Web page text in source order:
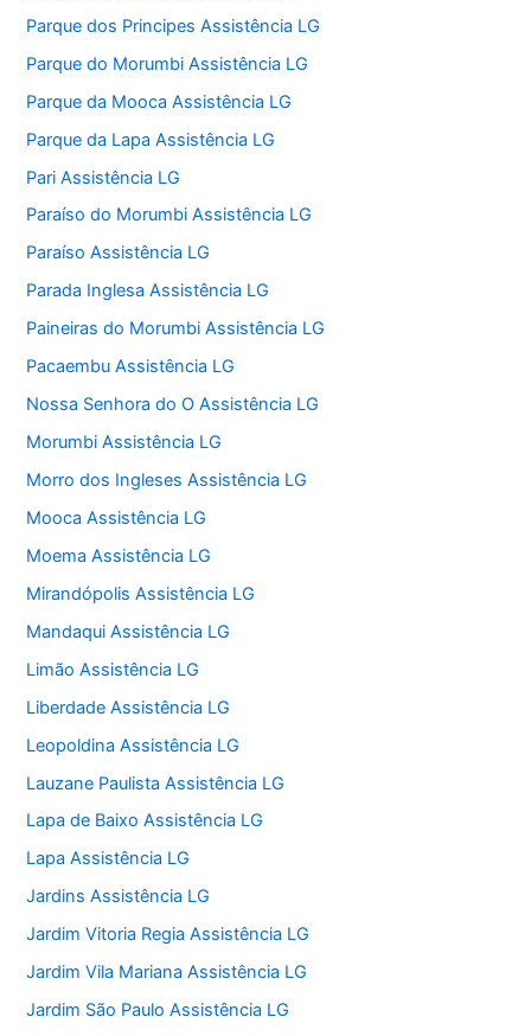
Parque dos Principes Assistência LG
Parque do Morumbi Assistência LG
Parque da Mooca Assistência LG
Parque da Lapa Assistência LG
Pari Assistência LG
Paraíso do Morumbi Assistência LG
Paraíso Assistência LG
Parada Inglesa Assistência LG
Paineiras do Morumbi Assistência LG
Pacaembu Assistência LG
Nossa Senhora do O Assistência LG
Morumbi Assistência LG
Morro dos Ingleses Assistência LG
Mooca Assistência LG
Moema Assistência LG
Mirandópolis Assistência LG
Mandaqui Assistência LG
Limão Assistência LG
Liberdade Assistência LG
Leopoldina Assistência LG
Lauzane Paulista Assistência LG
Lapa de Baixo Assistência LG
Lapa Assistência LG
Jardins Assistência LG
Jardim Vitoria Regia Assistência LG
Jardim Vila Mariana Assistência LG
Jardim São Paulo Assistência LG